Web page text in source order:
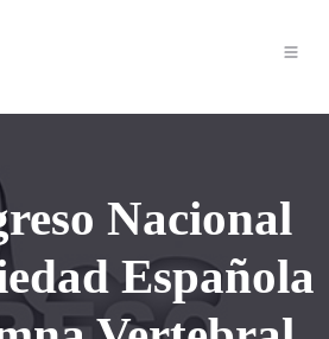
Nacional
Española